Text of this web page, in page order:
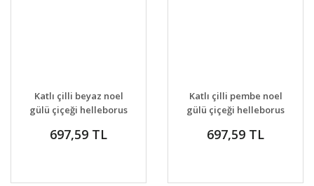
Katlı çilli beyaz noel
gülü çiçeği helleborus
white
697,59 TL
Katlı çilli pembe noel
gülü çiçeği helleborus
pink
697,59 TL